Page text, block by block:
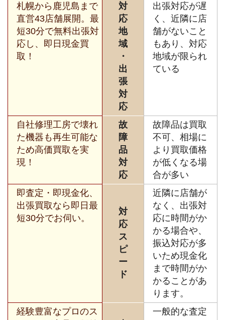
札幌から鹿児島まで
直営43店舗展開。最
短30分で無料出張対
応し、即日現金買
取！
対
応
地
域
・
出
張
対
応
出張対応が遅
く、近隣に店
舗がないこと
もあり、対応
地域が限られ
ている
自社修理工房で壊れ
た機器も再生可能な
ため高価買取を実
現！
故
障
品
対
応
故障品は買取
不可、相場に
より買取価格
が低くなる場
合が多い
即査定・即現金化、
出張買取なら即日最
短30分でお伺い。
対
応
ス
ピ
ー
ド
近隣に店舗が
なく、出張対
応に時間がか
かる場合や、
振込対応が多
いため現金化
まで時間がか
かることがあ
ります。
経験豊富なプロのス
一般的な査定